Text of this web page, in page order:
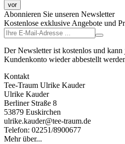
vor
Abonnieren Sie unseren Newsletter
Kostenlose exklusive Angebote und
Der Newsletter ist kostenlos und
Kundenkonto wieder abbestellt
Kontakt
Tee-Traum Ulrike Kauder
Ulrike Kauder
Berliner Straße 8
53879 Euskirchen
ulrike.kauder@tee-traum.de
Telefon: 02251/8900677
Mehr über...